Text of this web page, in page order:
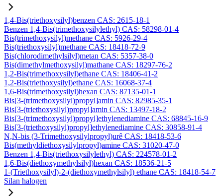
1,4-Bis(triethoxysilyl)benzen CAS: 2615-18-1
Benzen 1,4-Bis(trimethoxysilylethyl) CAS: 58298-01-4
Bis(trimethoxysilyl)methane CAS: 5926-29-4
Bis(triethoxysilyl)methane CAS: 18418-72-9
Bis(chlorodimethylsilyl)metan CAS: 5357-38-0
Bis(dimethylmethoxysilyl)mathane CAS: 18297-76-2
1,2-Bis(trimethoxysilyl)ethane CAS: 18406-41-2
1,2-Bis(triethoxysilyl)ethane CAS: 16068-37-4
1,6-Bis(trimethoxysilyl)hexan CAS: 87135-01-1
Bis[3-(trimethoxysilyl)propyl]amin CAS: 82985-35-1
Bis[3-(triethoxysilyl)propyl]amin CAS: 13497-18-2
Bis[3-(trimethoxysilyl)propyl]ethylenediamine CAS: 68845-16-9
Bis[3-(triethoxysilyl)propyl]ethylenediamine CAS: 30858-91-4
N,N-bis (3-Trimethoxysilylpropyl)urê CAS: 18418-53-6
Bis(methyldiethoxysilylpropyl)amine CAS: 31020-47-0
Benzen 1,4-Bis(triethoxysilylethyl) CAS: 224578-01-2
1,6-Bis(diethoxymethylsilyl)hexan CAS: 18536-21-5
1-(Triethoxysilyl)-2-(diethoxymethylsilyl) ethane CAS: 18418-54-7
Silan halogen